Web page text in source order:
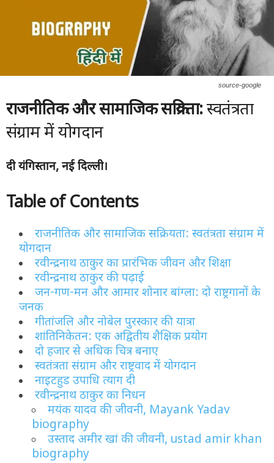
source-google
राजनीतिक और सामाजिक सक्रियता: स्वतंत्रता
संग्राम में योगदान
दी यंगिस्तान, नई दिल्ली।
Table of Contents
राजनीतिक और सामाजिक सक्रियता: स्वतंत्रता संग्राम में
योगदान
रवीन्द्रनाथ ठाकुर का प्रारंभिक जीवन और शिक्षा
रवीन्द्रनाथ ठाकुर की पढ़ाई
जन-गण-मन और आमार शोनार बांग्ला: दो राष्ट्रगानों के
जनक
गीतांजलि और नोबेल पुरस्कार की यात्रा
शांतिनिकेतन: एक अद्वितीय शैक्षिक प्रयोग
दो हजार से अधिक चित्र बनाए
स्वतंत्रता संग्राम और राष्ट्रवाद में योगदान
नाइटहुड उपाधि त्याग दी
रवीन्द्रनाथ ठाकुर का निधन
मयंक यादव की जीवनी, Mayank Yadav
biography
उस्ताद अमीर खां की जीवनी, ustad amir khan
biography